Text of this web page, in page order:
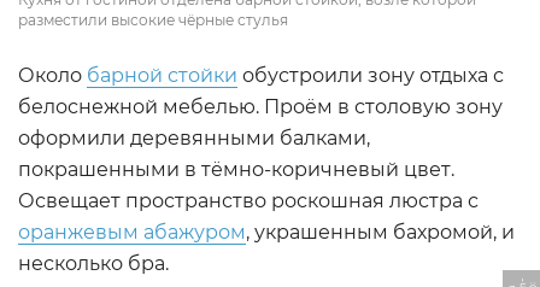
разместили высокие чёрные стулья
Около барной стойки обустроили зону отдыха с
белоснежной мебелью. Проём в столовую зону
оформили деревянными балками,
покрашенными в тёмно-коричневый цвет.
Освещает пространство роскошная люстра с
оранжевым абажуром, украшенным бахромой, и
несколько бра.